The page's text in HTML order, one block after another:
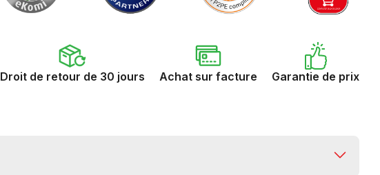
Droit de retour de 30 jours Achat sur facture Garantie de prix